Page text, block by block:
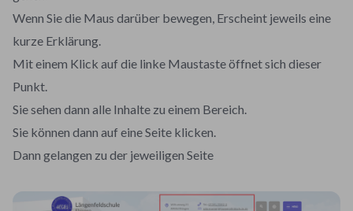
Wenn Sie die Maus darüber bewegen, Erscheint jeweils eine
kurze Erklärung.
Mit einem Klick auf die linke Maustaste öffnet sich dieser
Punkt.
Sie sehen dann alle Inhalte zu einem Bereich.
Sie können dann auf eine Seite klicken.
Dann gelangen zu der jeweiligen Seite